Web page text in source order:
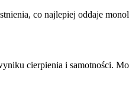
co najlepiej oddaje
cierpienia i samotności.